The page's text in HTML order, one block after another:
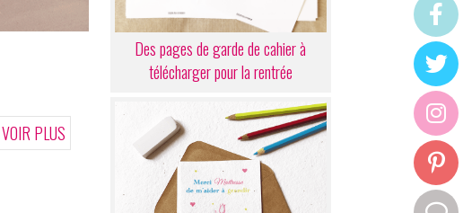
VOIR PLUS
Des pages de garde de cahier à
télécharger pour la rentrée